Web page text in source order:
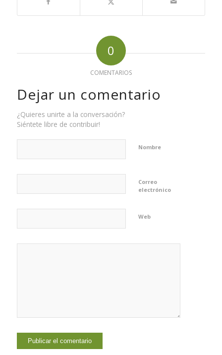
0
COMENTARIOS
Dejar un comentario
¿Quieres unirte a la conversación?
Siéntete libre de contribuir!
Nombre
Correo
electrónico
Web